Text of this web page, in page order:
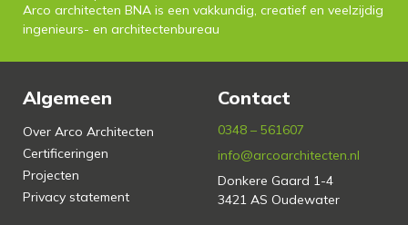
Arco architecten BNA is een vakkundig, creatief en veelzijdig
ingenieurs- en architectenbureau
Algemeen
Over Arco Architecten
Certificeringen
Projecten
Privacy statement
Contact
0348 – 561607
info@arcoarchitecten.nl
Donkere Gaard 1-4
3421 AS Oudewater